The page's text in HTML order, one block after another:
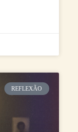
REFLEXÃO